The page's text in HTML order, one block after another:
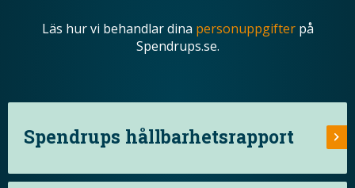
Läs hur vi behandlar dina personuppgifterpå
Spendrups.se.
Spendrups hållbarhetsrapport